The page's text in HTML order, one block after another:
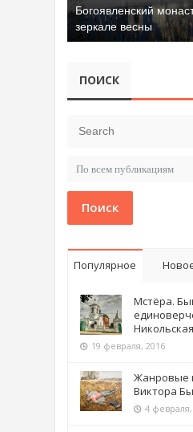
Богоявленский
зеркале весны
ПОИСК
Поиск
Популярное
Мстёра.
Никольская
19 февраля, 2016
Жанровые
Виктора
4